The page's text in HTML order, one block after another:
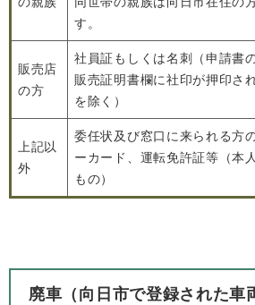
す。
販売店
の方
社員証もしくは名刺（申請書
販売証明書欄に社印が押印さ
を除く）
上記以
外
委任状及び窓口に来られる方
ーカード、運転免許証等（本
もの）
廃車 （向日市で登録された車